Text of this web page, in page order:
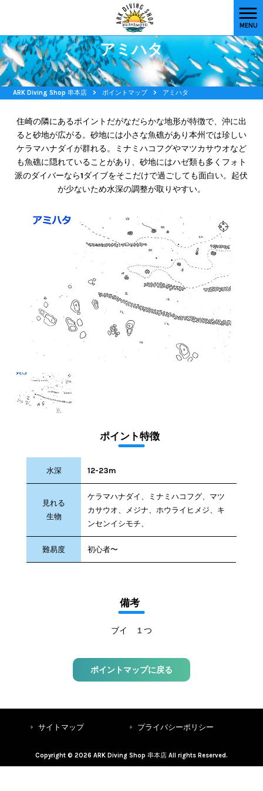
MENU
アミハタ
ARK Diving Shop 串本店 > ポイントマップ > アミハタ
住崎の隣にあるポイントだがなだらかな地形が特徴で、沖に出
ると砂地が広がる。砂地には小さな魚礁があり本州では珍しい
ケラマハナダイが群れる。ミナミハコフグやマツカサウオなど
も魚礁に隠れていることがあり、砂地にはハゼ類も多くフォト
派のダイバーなら1ダイブをそこだけで過ごしても面白い。起伏
が少ないため水深の調整が取りやすい。
ポイント特徴
水深 12-23m
見れる
生物
ケラマハナダイ、ミナミハコフグ、マツ
カサウオ、メジナ、ホウライヒメジ、キ
ンセンイシモチ、
難易度 初心者〜
備考
ブイ １つ
ポイントマップに戻る
サイトマップ プライバシーポリシー
Copyright © 2026 ARK Diving Shop 串本店 All rights Reserved.